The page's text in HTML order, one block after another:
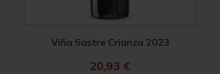
Viña Sastre Crianza 2023
20,93 €